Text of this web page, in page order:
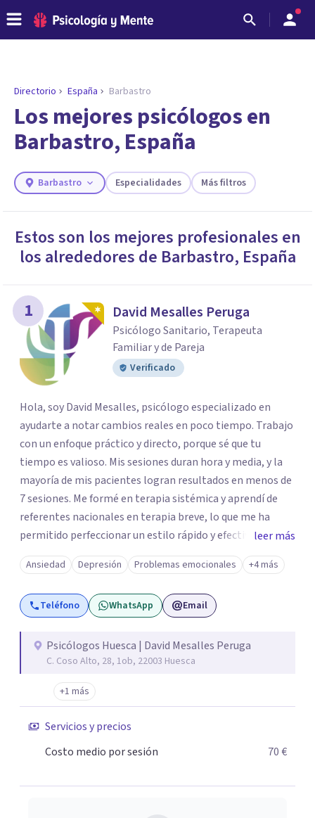
ENCONTRAR MI TERAPEUTA
¿Necesitas ayuda para encontrar el
psicólogo adecuado?
Responde a unas breves preguntas y te ofreceremos
necesidades.
Directorio España Barbastro
Los mejores psicólogos en
Barbastro, España
Barbastro Especialidades Más filtros
Estos son los mejores profesionales en
los alrededores de Barbastro, España
1 David Mesalles Peruga
Psicólogo Sanitario, Terapeuta
Familiar y de Pareja
Verificado
Hola, soy David Mesalles, psicólogo especializado en
ayudarte a notar cambios reales en poco tiempo. Trabajo
con un enfoque práctico y directo, porque sé que tu
tiempo es valioso. Mis sesiones duran hora y media, y la
mayoría de mis pacientes logran resultados en menos de
7 sesiones. Me formé en terapia sistémica y aprendí de
referentes nacionales en terapia breve, lo que me ha
permitido perfeccionar un estilo rápido y efectivo. No doy
rodeos ni alargo tratamientos innecesariamente; mi
compromiso es con tu bienestar. Si buscas un psicólogo
cercano, honesto y enfocado en resultados, estaré
encantado de acompañarte en este proceso.
leer más
Ansiedad Depresión Problemas emocionales +4 más
Teléfono WhatsApp Email
Psicólogos Huesca | David Mesalles Peruga
C. Coso Alto, 28, 1ob, 22003 Huesca
+1 más
Servicios y precios
Costo medio por sesión
70 €